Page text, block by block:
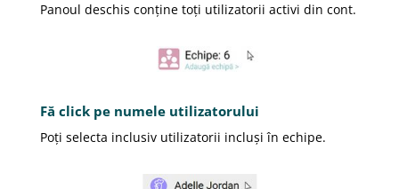
Panoul deschis conține toți utilizatorii activi din cont.
Fă click pe numele utilizatorului
Poți selecta inclusiv utilizatorii incluși în echipe.